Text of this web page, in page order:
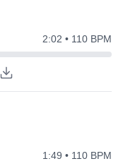
2:02 • 110 BPM
1:49 • 110 BPM